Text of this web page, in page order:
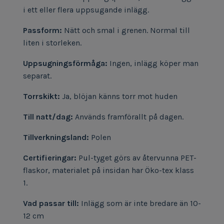
i ett eller flera uppsugande inlägg.
Passform: Nätt och smal i grenen. Normal till
liten i storleken.
Uppsugningsförmåga: Ingen, inlägg köper man
separat.
Torrskikt: Ja, blöjan känns torr mot huden
Till natt/dag: Används framförallt på dagen.
Tillverkningsland: Polen
Certifieringar: Pul-tyget görs av återvunna PET-
flaskor, materialet på insidan har Öko-tex klass
1.
Vad passar till: Inlägg som är inte bredare än 10-
12 cm